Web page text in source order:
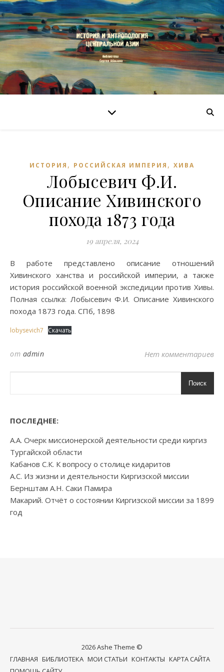
ИСТОРИЯ , РОССИЙСКАЯ ИМПЕРИЯ , ХИВА
Лобысевич Ф.И.
Описание Хивинского
похода 1873 года
19 апреля, 2024
В работе представлено описание отношений
Хивинского ханства и российской империи, а также
история российской военной экспедиции против Хивы.
Полная ссылка: Лобысевич Ф.И. Описание Хивинского
похода 1873 года. СПб, 1898
lobysevich7 Скачать
от admin Нет комментариев
Поиск
ПОСЛЕДНЕЕ:
А.А. Очерк миссионерской деятельности среди киргиз
Тургайской области
Кабанов С.К. К вопросу о столице кидаритов
А.С. Из жизни и деятельности Киргизской миссии
Бернштам А.Н. Саки Памира
Макарий. Отчёт о состоянии Киргизской миссии за 1899
год
2026 Ashe Theme ©
ГЛАВНАЯ БИБЛИОТЕКА МОИ СТАТЬИ КОНТАКТЫ КАРТА САЙТА